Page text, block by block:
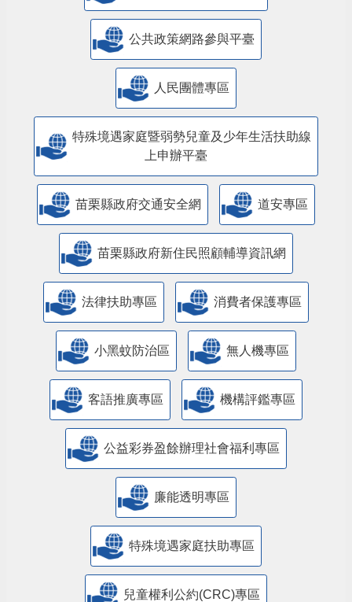
公共政策網路參與平臺
人民團體專區
特殊境遇家庭暨弱勢兒童及少年生活扶助線
上申辦平臺
苗栗縣政府交通安全網 道安專區
苗栗縣政府新住民照顧輔導資訊網
法律扶助專區 消費者保護專區
小黑蚊防治區 無人機專區
客語推廣專區 機構評鑑專區
公益彩券盈餘辦理社會福利專區
廉能透明專區
特殊境遇家庭扶助專區
兒童權利公約(CRC)專區